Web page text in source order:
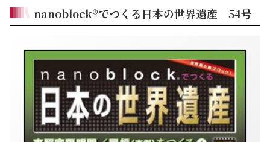
nanoblock®でつくる日本の世界遺産 54号